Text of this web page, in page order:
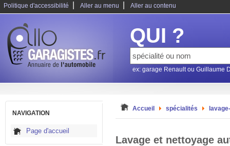
Politique d'accessibilité Aller au menu Aller au contenu
QUI ?
ex: garage Renault ou Guillaume
NAVIGATION
Page d'accueil
Accueil spécialités
Lavage et nettoyage